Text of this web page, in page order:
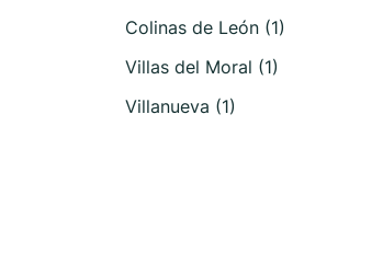
Colinas de León (1)
Villas del Moral (1)
Villanueva (1)